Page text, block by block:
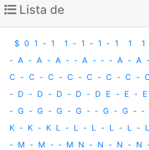
Lista de
$ 0 1 - 1 1 - 1 - 1 - 1 1 1
- A - A - A - ‐ A - ‐ - A - A
C - C - C - C - C - C - C -
- D - D - D - D - D E - E - E
- G - G - G - G - ‐ G - G - ‐
K - K - K L - L - L - L - L - L
- M - M - ‐ M N - N - N - N